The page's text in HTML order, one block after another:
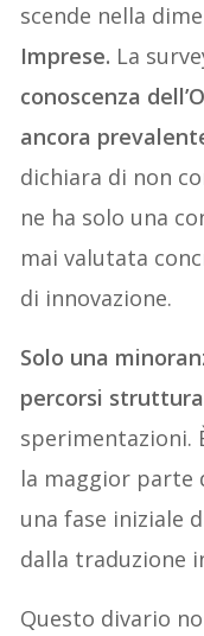
scende nella
Imprese. La
conoscenza
ancora
dichiara di non
ne ha solo una
mai valutata
di innovazione.
Solo una
percorsi
sperimentazioni.
la maggior parte
una fase iniziale
dalla traduzione
Questo divario